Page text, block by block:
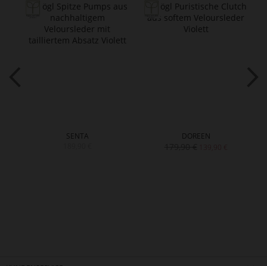
SENTA
DOREEN